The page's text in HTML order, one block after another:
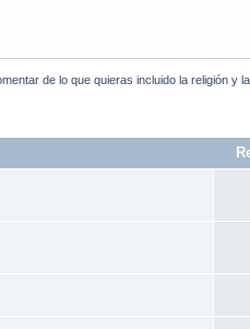
de lo que quieras incluido la religión y